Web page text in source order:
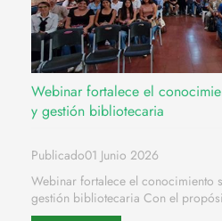
Webinar fortalece el
y gestión bibliotecaria
Publicado01 Junio 2026
Webinar fortalece el conocimiento
gestión bibliotecaria Con el